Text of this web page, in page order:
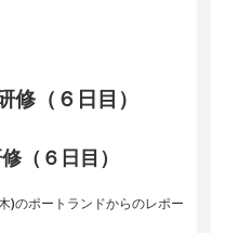
（６日目）
（６日目）
)のポートランドからのレポー